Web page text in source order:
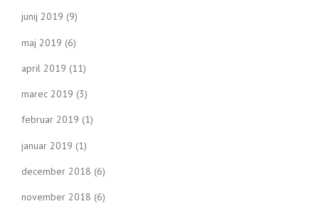
junij 2019 (9)
maj 2019 (6)
april 2019 (11)
marec 2019 (3)
februar 2019 (1)
januar 2019 (1)
december 2018 (6)
november 2018 (6)